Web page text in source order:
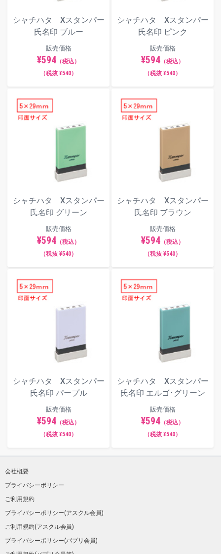
シャチハタ Xスタンパー
氏名印 ブルー
販売価格
¥594 （税込）
（税抜 ¥540）
シャチハタ Xスタンパー
氏名印 ピンク
販売価格
¥594 （税込）
（税抜 ¥540）
シャチハタ Xスタンパー
氏名印 グリーン
販売価格
¥594 （税込）
（税抜 ¥540）
シャチハタ Xスタンパー
氏名印 ブラウン
販売価格
¥594 （税込）
（税抜 ¥540）
シャチハタ Xスタンパー
氏名印 パープル
販売価格
¥594 （税込）
（税抜 ¥540）
シャチハタ Xスタンパー
氏名印 エルゴ･グリーン
販売価格
¥594 （税込）
（税抜 ¥540）
会社概要
プライバシーポリシー
ご利用規約
プライバシーポリシー(アスクル会員)
ご利用規約(アスクル会員)
プライバシーポリシー(パプリ会員)